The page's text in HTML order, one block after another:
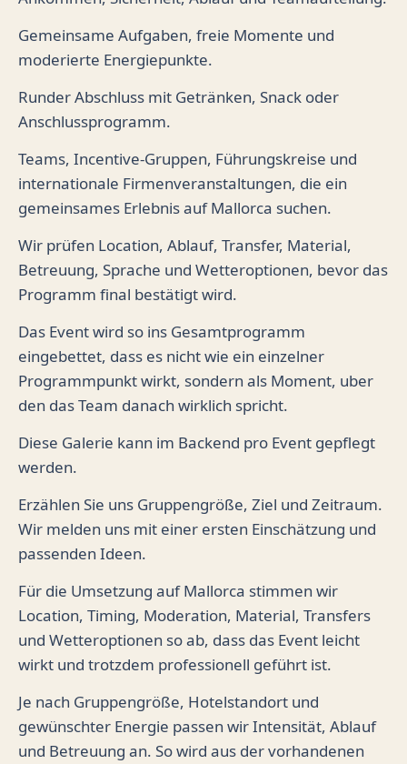
Gemeinsame Aufgaben, freie Momente und
moderierte Energiepunkte.
Runder Abschluss mit Getränken, Snack oder
Anschlussprogramm.
Teams, Incentive-Gruppen, Führungskreise und
internationale Firmenveranstaltungen, die ein
gemeinsames Erlebnis auf Mallorca suchen.
Wir prüfen Location, Ablauf, Transfer, Material,
Betreuung, Sprache und Wetteroptionen, bevor das
Programm final bestätigt wird.
Das Event wird so ins Gesamtprogramm
eingebettet, dass es nicht wie ein einzelner
Programmpunkt wirkt, sondern als Moment, uber
den das Team danach wirklich spricht.
Diese Galerie kann im Backend pro Event gepflegt
werden.
Erzählen Sie uns Gruppengröße, Ziel und Zeitraum.
Wir melden uns mit einer ersten Einschätzung und
passenden Ideen.
Für die Umsetzung auf Mallorca stimmen wir
Location, Timing, Moderation, Material, Transfers
und Wetteroptionen so ab, dass das Event leicht
wirkt und trotzdem professionell geführt ist.
Je nach Gruppengröße, Hotelstandort und
gewünschter Energie passen wir Intensität, Ablauf
und Betreuung an. So wird aus der vorhandenen